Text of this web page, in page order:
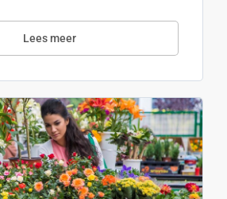
Lees meer